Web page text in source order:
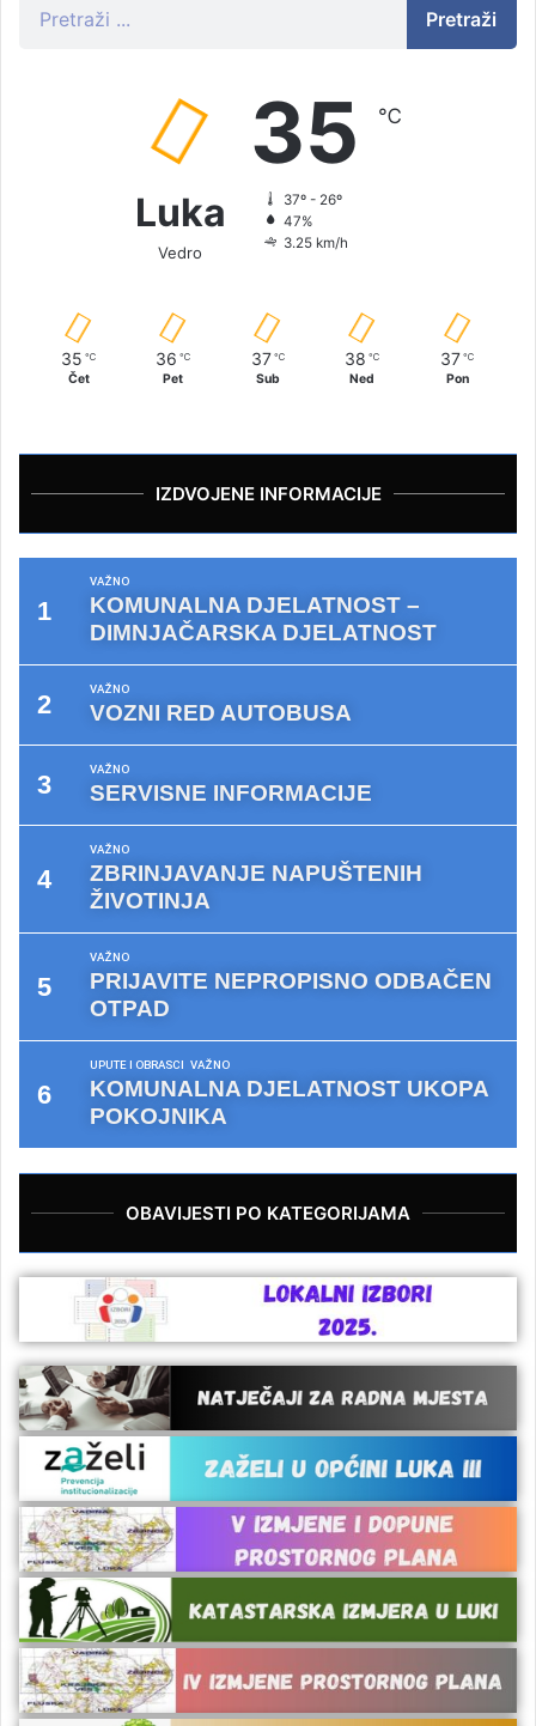
Pretraži
Luka
Vedro
35 ℃
37º - 26º
47%
3.25 km/h
35 ℃
Čet
36 ℃
Pet
37 ℃
Sub
38 ℃
Ned
37 ℃
Pon
IZDVOJENE INFORMACIJE
VAŽNO
KOMUNALNA DJELATNOST –
DIMNJAČARSKA DJELATNOST
VAŽNO
VOZNI RED AUTOBUSA
VAŽNO
SERVISNE INFORMACIJE
VAŽNO
ZBRINJAVANJE NAPUŠTENIH
ŽIVOTINJA
VAŽNO
PRIJAVITE NEPROPISNO ODBAČEN
OTPAD
UPUTE I OBRASCI VAŽNO
KOMUNALNA DJELATNOST UKOPA
POKOJNIKA
OBAVIJESTI PO KATEGORIJAMA